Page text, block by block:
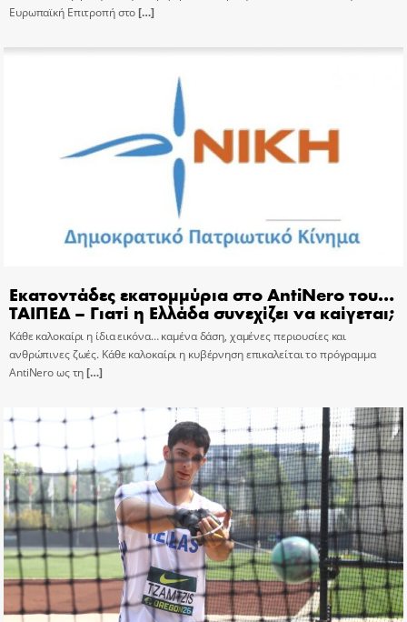
Ευρωπαϊκή Επιτροπή στο[…]
Εκατοντάδες εκατομμύρια στο AntiNero του…
ΤΑΙΠΕΔ – Γιατί η Ελλάδα συνεχίζει να καίγεται;
Κάθε καλοκαίρι η ίδια εικόνα… καμένα δάση, χαμένες περιουσίες και
ανθρώπινες ζωές. Κάθε καλοκαίρι η κυβέρνηση επικαλείται το πρόγραμμα
AntiNero ως τη[…]